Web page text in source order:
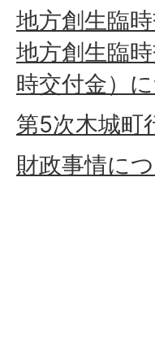
地方創生臨
地方創生臨
時交付金）
第5次木城町
財政事情に